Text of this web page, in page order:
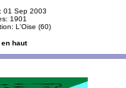
01 Sep 2003
1901
L'Oise (60)
haut